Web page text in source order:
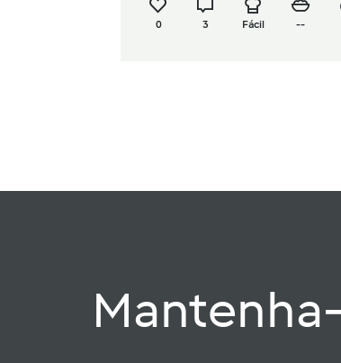
0 3 Fácil --
Mantenha-